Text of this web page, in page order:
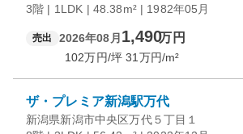
3階 | 1LDK | 48.38m² | 1982年05月
売出 2026年08月 1,490万円
102万円/坪 31 万円/m²
ザ・プレミア新潟駅万代
新潟県新潟市中央区万代５丁目１